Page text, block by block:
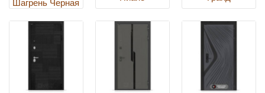
Шагрень Черная